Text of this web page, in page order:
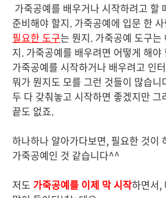
가죽공예를 배우거나 시작하려고 할
준비해야 할지. 가죽공예에 입문 한
필요한 도구는 뭔지. 가죽공예 도구는
지. 가죽공예를 배우려면 어떻게 해야
가죽공예를 시작하거나 배우려고 인
뭐가 뭔지도 모를 그런 것들이 많습
두 다 갖춰놓고 시작하면 좋겠지만
끝도 없죠.
하나하나 알아가다보면, 필요한 것이
가죽공예인 것 같습니다^^
저도 가죽공예를 이제 막 시작하면서,